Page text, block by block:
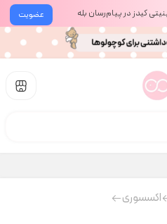
عضویت کیدز در پیام‌رسان بله
اکسسوری